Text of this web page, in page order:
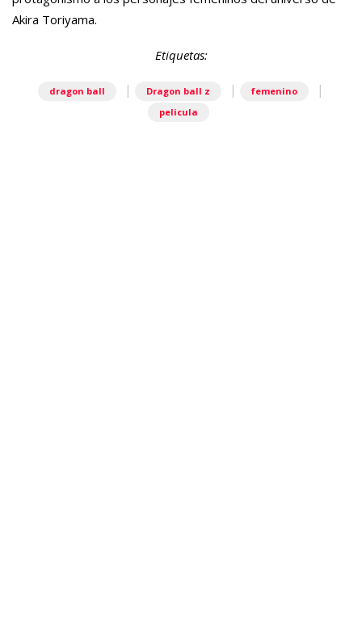
Akira Toriyama.
Etiquetas:
dragon ball | Dragon ball z | femenino |
pelicula